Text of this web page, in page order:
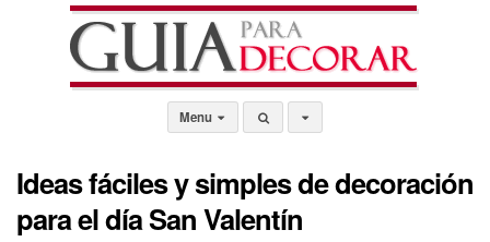
Menu
Ideas fáciles y simples de decoración
para el día San Valentín